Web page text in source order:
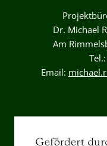
Dr. Michael
Am
Email: